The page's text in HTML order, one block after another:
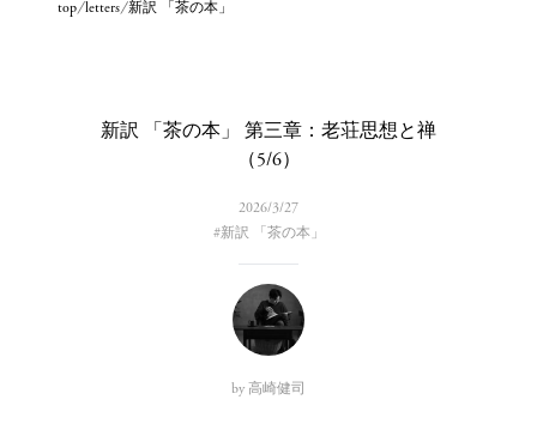
top letters 新訳 「茶の本」
新訳 「茶の本」 第三章：老荘思想と禅
（5/6）
2026/3/27
#新訳 「茶の本」
by 高崎健司